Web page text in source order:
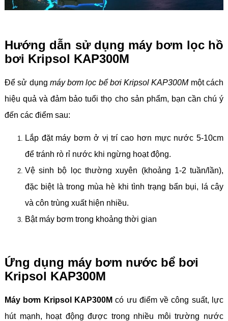
Hướng dẫn sử dụng máy bơm lọc hồ
bơi Kripsol KAP300M
Để sử dụng máy bơm lọc bể bơi Kripsol KAP300Mmột cách
hiệu quả và đảm bảo tuổi thọ cho sản phẩm, bạn cần chú ý
đến các điểm sau:
Lắp đặt máy bơm ở vị trí cao hơn mực nước 5-10cm
để tránh rò rỉ nước khi ngừng hoạt động.
Vệ sinh bộ lọc thường xuyên (khoảng 1-2 tuần/lần),
đặc biệt là trong mùa hè khi tình trạng bẩn bụi, lá cây
và côn trùng xuất hiện nhiều.
Bật máy bơm trong khoảng thời gian
Ứng dụng máy bơm nước bể bơi
Kripsol KAP300M
Máy bơm Kripsol KAP300M có ưu điểm về công suất, lực
hút mạnh, hoạt động được trong nhiều môi trường nước